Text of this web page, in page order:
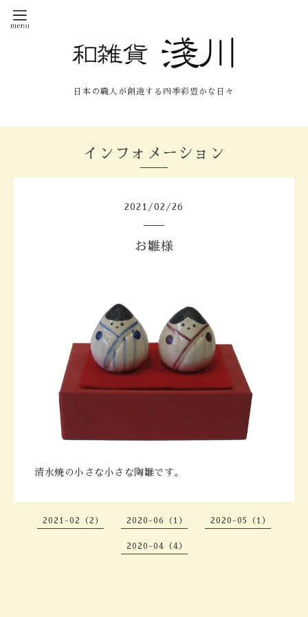
日本の職人が創造する四季彩豊かな日々
インフォメーション
2021 /02 /26
お雛様
清水焼の小さな小さな陶雛です。
2021-02（2） 2020-06（1） 2020-05（1）
2020-04（4）